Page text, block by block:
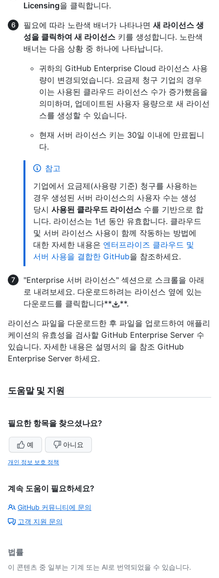
Licensing을 클릭합니다.
필요에 따라 노란색 배너가 나타나면 새 라이선스 생
성을 클릭하여 새 라이선스 키를 생성합니다. 노란색
배너는 다음 상황 중 하나에 나타납니다.
귀하의 GitHub Enterprise Cloud 라이선스 사용
량이 변경되었습니다. 요금제 청구 기업의 경우
이는 사용된 클라우드 라이선스 수가 증가했음을
의미하며, 업데이트된 사용자 용량으로 새 라이선
스를 생성할 수 있습니다.
현재 서버 라이선스 키는 30일 이내에 만료됩니
다.
참고
기업에서 요금제(사용량 기준) 청구를 사용하는
경우 생성된 서버 라이선스의 사용자 수는 생성
당시 사용된 클라우드 라이선스 수를 기반으로 합
니다. 라이선스는 1년 동안 유효합니다. 클라우드
및 서버 라이선스 사용이 함께 작동하는 방법에
대한 자세한 내용은 엔터프라이즈 클라우드 및
서버 사용을 결합한 GitHub을 참조하세요.
"Enterprise 서버 라이선스" 섹션으로 스크롤을 아래
로 내려보세요. 다운로드하려는 라이선스 옆에 있는
다운로드를 클릭합니다**
**.
라이선스 파일을 다운로드한 후 파일을 업로드하여 애플리
케이션의 유효성을 검사할 GitHub Enterprise Server 수
있습니다. 자세한 내용은 설명서의 을 참조 GitHub
Enterprise Server 하세요.
도움말 및 지원
필요한 항목을 찾으셨나요?
예 아니요
개인 정보 보호 정책
계속 도움이 필요하세요?
GitHub 커뮤니티에 문의
고객 지원 문의
법률
이 콘텐츠 중 일부는 기계 또는 AI로 번역되었을 수 있습니다.